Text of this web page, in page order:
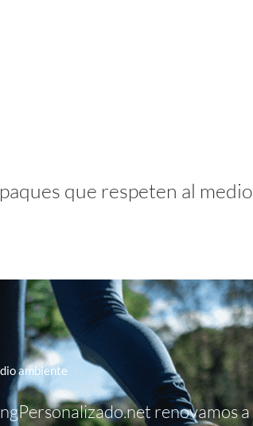
que respeten al medio
ambiente
renovamos a